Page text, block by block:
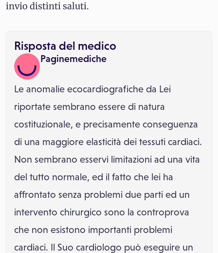
invio distinti saluti.
Risposta del medico
Paginemediche
Le anomalie ecocardiografiche da Lei
riportate sembrano essere di natura
costituzionale, e precisamente conseguenza
di una maggiore elasticità dei tessuti cardiaci.
Non sembrano esservi limitazioni ad una vita
del tutto normale, ed il fatto che lei ha
affrontato senza problemi due parti ed un
intervento chirurgico sono la controprova
che non esistono importanti problemi
cardiaci. Il Suo cardiologo può eseguire un